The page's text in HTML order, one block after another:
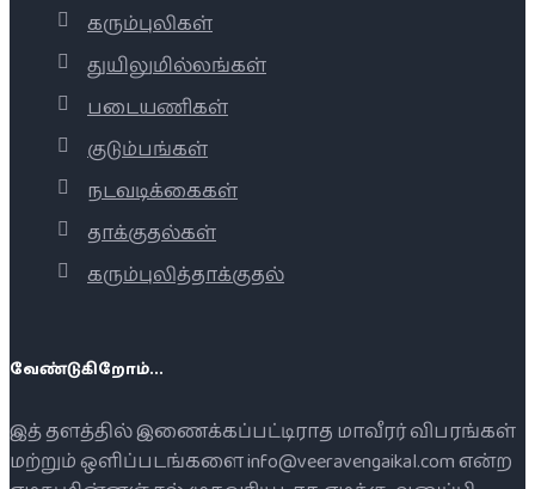
கரும்புலிகள்
துயிலுமில்லங்கள்
படையணிகள்
குடும்பங்கள்
நடவடிக்கைகள்
தாக்குதல்கள்
கரும்புலித்தாக்குதல்
வேண்டுகிறோம்...
இத் தளத்தில் இணைக்கப்பட்டிராத மாவீரர் விபரங்கள்
மற்றும் ஒளிப்படங்களை info@veeravengaikal.com என்ற